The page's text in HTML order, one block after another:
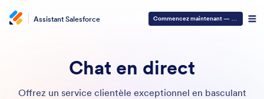
Assistant Salesforce Commencez maintenant— C'est gratuit
Chat en direct
Offrez un service clientèle exceptionnel en basculant